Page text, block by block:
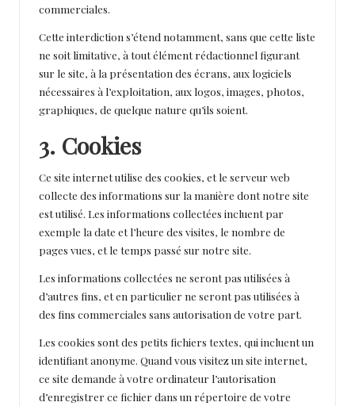
commerciales.
Cette interdiction s’étend notamment, sans que cette liste
ne soit limitative, à tout élément rédactionnel figurant
sur le site, à la présentation des écrans, aux logiciels
nécessaires à l’exploitation, aux logos, images, photos,
graphiques, de quelque nature qu’ils soient.
3. Cookies
Ce site internet utilise des cookies, et le serveur web
collecte des informations sur la manière dont notre site
est utilisé. Les informations collectées incluent par
exemple la date et l’heure des visites, le nombre de
pages vues, et le temps passé sur notre site.
Les informations collectées ne seront pas utilisées à
d’autres fins, et en particulier ne seront pas utilisées à
des fins commerciales sans autorisation de votre part.
Les cookies sont des petits fichiers textes, qui incluent un
identifiant anonyme. Quand vous visitez un site internet,
ce site demande à votre ordinateur l’autorisation
d’enregistrer ce fichier dans un répertoire de votre